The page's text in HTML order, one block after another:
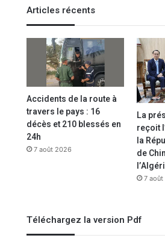
Articles récents
Accidents de la route à
travers le pays : 16
décès et 210 blessés en
24h
7 août 2026
La
reçoit
la
de
7
Téléchargez la version Pdf